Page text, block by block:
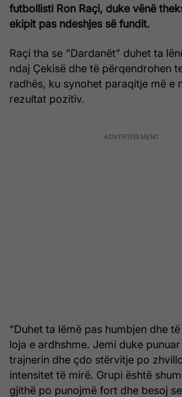
futbollisti Ron Raçi, duke vënë
ekipit pas ndeshjes së fundit.
Raçi tha se “Dardanët” duhet ta
ndaj Çekisë dhe të përqendrohen
radhës, ku synohet paraqitje më e
rezultat pozitiv.
“Duhet ta lëmë pas humbjen dhe
loja e ardhshme. Jemi duke
trajnerin dhe çdo stërvitje po
intensitet të mirë. Grupi është
gjithë po punojmë fort dhe besoj